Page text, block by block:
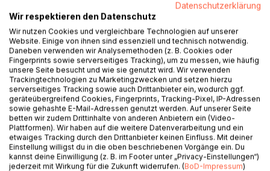
Warthebruchs, Berichte über die Häufung von Stern-
Vorkommen im westlichen Kreis Neustettin um Bärwalde,
über die Suche in Archiven in Deutschland und Polen und in
Beständen der Mormonen, über die Suche nach Quellen
von Sekundärliteratur, über Namensforschung nach Namen
und Vornamen und den Pietismus in Pommern in Polzin und
Tempelburg, über die Ausbildung eines Müllers im 18.
Jahrhundert und die Zunftordnung des Kreises Arnswalde.
Auch wen die Geschichte der Familie Stern nicht
interessiert, gewinnt ein BIld, wie vielfältig man auch heute
noch über Familien im ehemals deutschen Osten forschen
und zu Erkenntnissen kommen kann.
Datenschutzerklärung
Wir respektieren den Datenschutz
Wir nutzen Cookies und vergleichbare Technologien auf unserer
Website. Einige von ihnen sind essenziell und technisch notwendig.
Daneben verwenden wir Analysemethoden (z. B. Cookies oder
Fingerprints sowie serverseitiges Tracking), um zu messen, wie häufig
unsere Seite besucht und wie sie genutzt wird. Wir verwenden
Trackingtechnologien zu Marketingzwecken und setzen hierzu
serverseitiges Tracking sowie auch Drittanbieter ein, wodurch ggf.
geräteübergreifend Cookies, Fingerprints, Tracking-Pixel, IP-Adressen
sowie gehashte E-Mail-Adressen genutzt werden. Auf unserer Seite
betten wir zudem Drittinhalte von anderen Anbietern ein (Video-
Plattformen). Wir haben auf die weitere Datenverarbeitung und ein
etwaiges Tracking durch den Drittanbieter keinen Einfluss. Mit deiner
Einstellung willigst du in die oben beschriebenen Vorgänge ein. Du
kannst deine Einwilligung (z. B. im Footer unter „Privacy-Einstellungen“)
jederzeit mit Wirkung für die Zukunft widerrufen. (BoD-Impressum)